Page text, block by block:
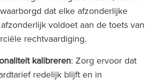
dat elke afzonderlijke
voldoet aan de toets van
rechtvaardiging.
kalibreren: Zorg ervoor dat
redelijk blijft en in